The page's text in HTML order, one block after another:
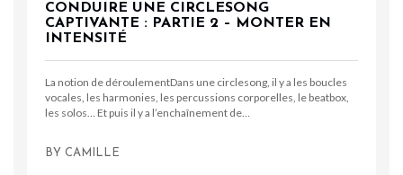
CONDUIRE UNE CIRCLESONG
CAPTIVANTE : PARTIE 2 – MONTER EN
INTENSITÉ
La notion de déroulementDans une circlesong, il y a les boucles
vocales, les harmonies, les percussions corporelles, le beatbox,
les solos… Et puis il y a l’enchaînement de…
BY CAMILLE